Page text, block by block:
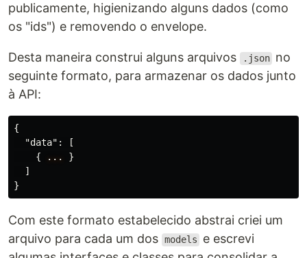
publicamente, higienizando alguns dados (como
os "ids") e removendo o envelope.
Desta maneira construi alguns arquivos .json no
seguinte formato, para armazenar os dados junto
à API:
{
"data" :
[
{
...
}
]
}
Com este formato estabelecido abstrai criei um
arquivo para cada um dos models
e escrevi